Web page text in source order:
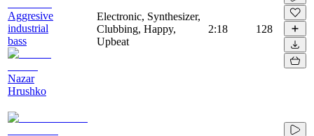
Aggresive
industrial
bass
Nazar
Hrushko
Electronic, Synthesizer,
Clubbing, Happy,
Upbeat
2:18 128